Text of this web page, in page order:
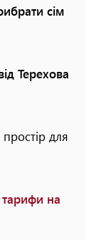
сім
Терехова
для
тарифи на